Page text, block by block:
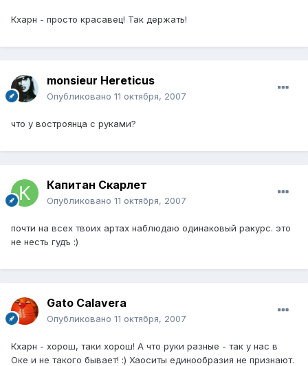
Кхарн - просто красавец! Так держать!
monsieur Hereticus
Опубликовано 11 октября, 2007
что у востроянца с руками?
Капитан Скарлет
Опубликовано 11 октября, 2007
почти на всех твоих артах наблюдаю одинаковый ракурс. это
не несть гудъ :)
Gato Calavera
Опубликовано 11 октября, 2007
Кхарн - хорош, таки хорош! А что руки разные - так у нас в
Оке и не такого бывает! :) Хаоситы единообразия не признают.